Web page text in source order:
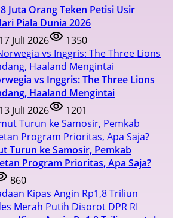
Juta Orang Teken Petisi Usir
Piala Dunia 2026
17 Juli 2026 1350
vs Inggris: The Three Lions
Haaland Mengintai
13 Juli 2026 1201
Turun ke Samosir, Pemkab
Program Prioritas, Apa Saja?
860